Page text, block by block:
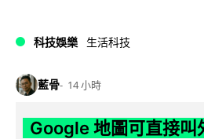
科技娛樂 生活科技
藍骨 14 小時
Google 地圖可直接